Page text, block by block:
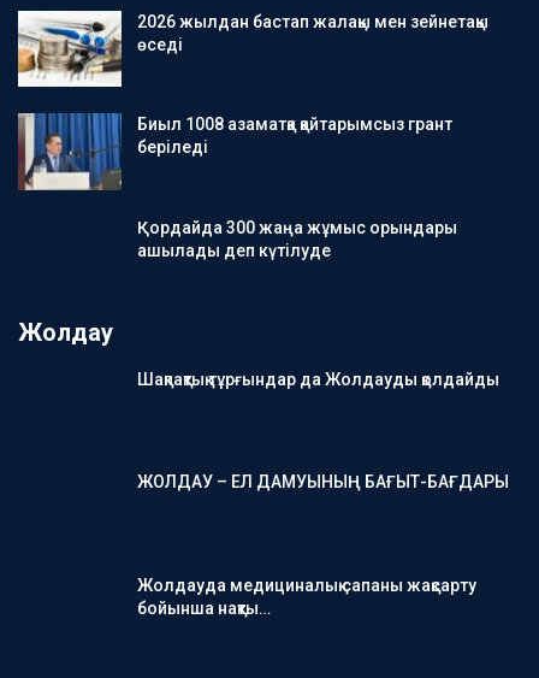
2026 жылдан бастап жалақы мен зейнетақы
өседі
Биыл 1008 азаматқа қайтарымсыз грант
беріледі
Қордайда 300 жаңа жұмыс орындары
ашылады деп күтілуде
Жолдау
Шақпақтық тұрғындар да Жолдауды қолдайды
ЖОЛДАУ – ЕЛ ДАМУЫНЫҢ БАҒЫТ-БАҒДАРЫ
Жолдауда медициналық сапаны жақсарту
бойынша нақты…